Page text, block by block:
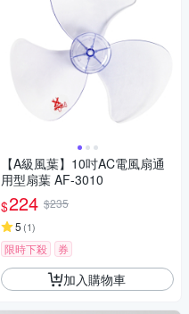
【A級風葉】10吋AC電風扇通
用型扇葉 AF-3010
$224 $235
5 (1)
限時下殺 券
加入購物車